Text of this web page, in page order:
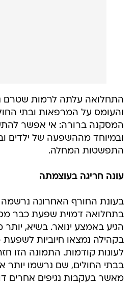
והעומס על המרפאות ובתי
המסקנה ברורה: אי אפשר
ובמיוחד מההשפעה של ילדים
התפשטות המחלה.
עונה חריגה בעוצמתה
בעונת החורף האחרונה נרשמה
בתחלואה דמוית שפעת כבר
הגיע באמצע ינואר. בשיא,
בקהילה נמצאו חיוביות לשפעת
לעונות קודמות. התמונה הזו
בבתי החולים, שם נרשמו